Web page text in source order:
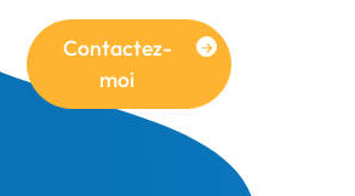
Contactez-
moi